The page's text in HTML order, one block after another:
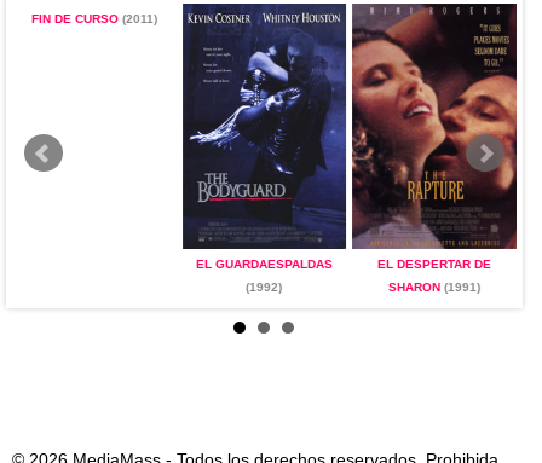
FIN DE CURSO(2011)
EL GUARDAESPALDAS
(1992)
EL DESPERTAR DE
SHARON (1991)